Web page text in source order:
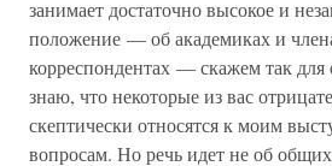
занимает достаточно высокое и
положение — об академиках и
корреспондентах — скажем так для
знаю, что некоторые из вас
скептически относятся к моим
вопросам. Но речь идет не об